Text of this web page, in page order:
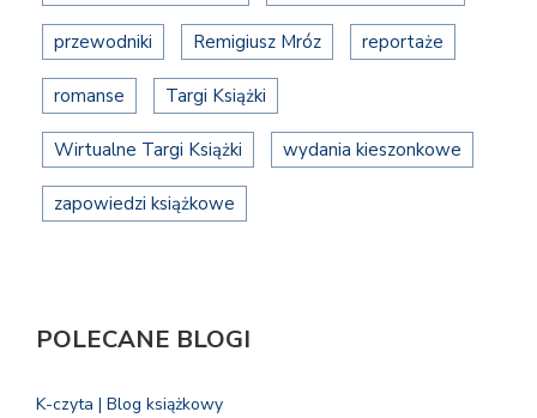
przewodniki Remigiusz Mróz reportaże
romanse Targi Książki
Wirtualne Targi Książki wydania kieszonkowe
zapowiedzi książkowe
POLECANE BLOGI
K-czyta | Blog książkowy